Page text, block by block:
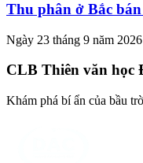
Thu phân ở Bắc bán
Ngày 23 tháng 9 năm 2026
CLB Thiên văn học
Khám phá bí ẩn của bầu